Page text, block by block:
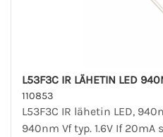
L53F3C IR LÄHETIN LED
110853
L53F3C IR lähetin LED,
940nm Vf typ. 1.6V If